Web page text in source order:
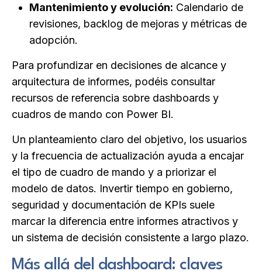
Mantenimiento y evolución: Calendario de
revisiones, backlog de mejoras y métricas de
adopción.
Para profundizar en decisiones de alcance y
arquitectura de informes, podéis consultar
recursos de referencia sobre dashboards y
cuadros de mando con Power BI.
Un planteamiento claro del objetivo, los usuarios
y la frecuencia de actualización ayuda a encajar
el tipo de cuadro de mando y a priorizar el
modelo de datos. Invertir tiempo en gobierno,
seguridad y documentación de KPIs suele
marcar la diferencia entre informes atractivos y
un sistema de decisión consistente a largo plazo.
Más allá del dashboard: claves